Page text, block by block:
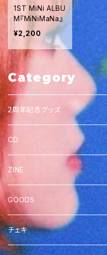
1ST MiNi ALBU
M『MiNiMaNa』
¥2,200
Category
2周年記念グッズ
CD
ZINE
GOODS
チェキ